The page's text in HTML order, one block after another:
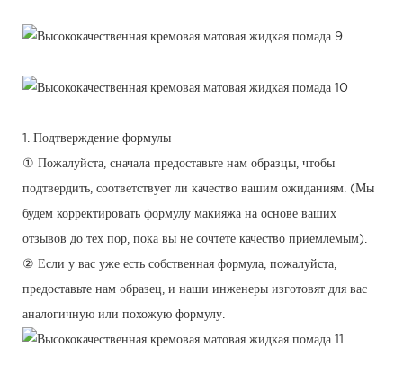
1. Подтверждение формулы
① Пожалуйста, сначала предоставьте нам образцы, чтобы
подтвердить, соответствует ли качество вашим ожиданиям. (Мы
будем корректировать формулу макияжа на основе ваших
отзывов до тех пор, пока вы не сочтете качество приемлемым).
② Если у вас уже есть собственная формула, пожалуйста,
предоставьте нам образец, и наши инженеры изготовят для вас
аналогичную или похожую формулу.